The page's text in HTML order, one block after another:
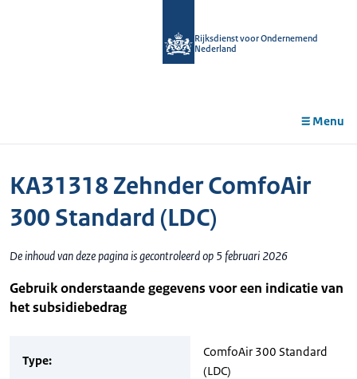
Rijksdienst voor Ondernemend
Nederland
Menu
KA31318 Zehnder ComfoAir
300 Standard (LDC)
De inhoud van deze pagina is gecontroleerd op 5 februari 2026
Gebruik onderstaande gegevens voor een indicatie van
het subsidiebedrag
Type:
ComfoAir 300 Standard
(LDC)